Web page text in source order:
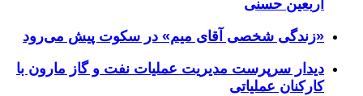
اربعین حسنی
«زندگی شخصی آقای میم» در سکوت پیش می‌رود
دیدار سرپرست مدیریت عملیات نفت و گاز مارون با
کارکنان عملیاتی